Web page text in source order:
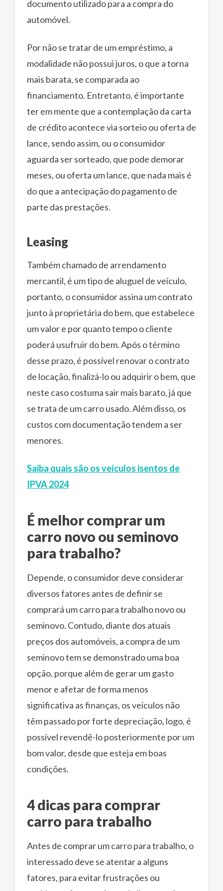
documento utilizado para a compra do
automóvel.
Por não se tratar de um empréstimo, a
modalidade não possui juros, o que a torna
mais barata, se comparada ao
financiamento. Entretanto, é importante
ter em mente que a contemplação da carta
de crédito acontece via sorteio ou oferta de
lance, sendo assim, ou o consumidor
aguarda ser sorteado, que pode demorar
meses, ou oferta um lance, que nada mais é
do que a antecipação do pagamento de
parte das prestações.
Leasing
Também chamado de arrendamento
mercantil, é um tipo de aluguel de veículo,
portanto, o consumidor assina um contrato
junto à proprietária do bem, que estabelece
um valor e por quanto tempo o cliente
poderá usufruir do bem. Após o término
desse prazo, é possível renovar o contrato
de locação, finalizá-lo ou adquirir o bem, que
neste caso costuma sair mais barato, já que
se trata de um carro usado. Além disso, os
custos com documentação tendem a ser
menores.
Saiba quais são os veículos isentos de
IPVA 2024
É melhor comprar um
carro novo ou seminovo
para trabalho?
Depende, o consumidor deve considerar
diversos fatores antes de definir se
comprará um carro para trabalho novo ou
seminovo. Contudo, diante dos atuais
preços dos automóveis, a compra de um
seminovo tem se demonstrado uma boa
opção, porque além de gerar um gasto
menor e afetar de forma menos
significativa as finanças, os veículos não
têm passado por forte depreciação, logo, é
possível revendê-lo posteriormente por um
bom valor, desde que esteja em boas
condições.
4 dicas para comprar
carro para trabalho
Antes de comprar um carro para trabalho, o
interessado deve se atentar a alguns
fatores, para evitar frustrações ou